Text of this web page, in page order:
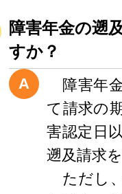
障害年金の遡
すか？
A
障害年
て請求の
害認定日
遡及請求
ただし